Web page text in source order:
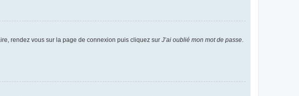
rendez vous sur la page de connexion puis cliquez sur J’ai oublié mon mot de passe